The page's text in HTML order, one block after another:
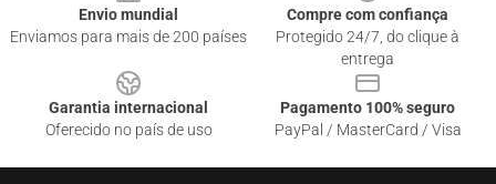
Envio mundial
Enviamos para mais de 200 países
Compre com confiança
Protegido 24/7, do clique à
entrega
Garantia internacional
Oferecido no país de uso
Pagamento 100% seguro
PayPal / MasterCard / Visa